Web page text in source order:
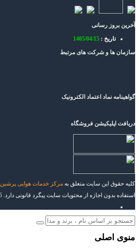
آخرین بروز رسانی
تاریخ : 1405/04/15
سازمان ها و شرکت های مرتبط
گواهینامه نماد اعتماد الکترونیک
دریافت اپلیکیشن فروشگاه
کلیه حقوق این سایت متعلق به مرکز خدمات هوایی پرشین
استفاده بدون اجازه از محتویات سایت پیگرد قانونی دارد. CopyRight © 2007-2025
منوی اصلی